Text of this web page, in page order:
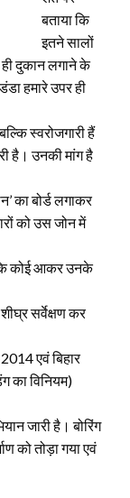
बताया कि
इतने सालों
दुकान लगाने के
हमारे उपर ही
स्वरोजगारी हैं
है। उनकी मांग है
का बोर्ड लगाकर
को उस जोन में
कोई आकर उनके
सर्वेक्षण कर
एवं बिहार
का विनियम)
जारी है। बोरिंग
को तोड़ा गया एवं